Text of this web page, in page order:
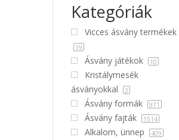
Kategóriák
Vicces ásvány termékek
19
Ásvány játékok 10
Kristálymesék
ásványokkal
2
Ásvány formák 971
Ásvány fajták 1514
Alkalom, ünnep 409